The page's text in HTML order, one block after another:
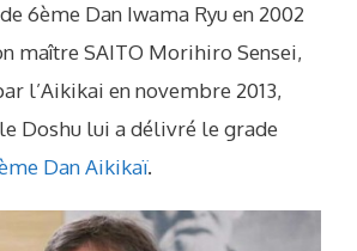
6ème Dan Iwama Ryu en 2002
maître SAITO Morihiro Sensei,
l’Aikikai en novembre 2013,
Doshu lui a délivré le grade
Dan Aikikaï.